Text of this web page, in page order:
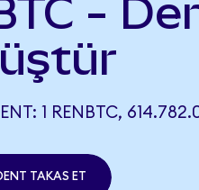
-
1 RENBTC,
TAKAS ET